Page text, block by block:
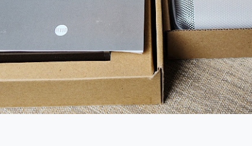
人像旗艦 vivo V30 系列 開箱 評測! 首搭蔡司光學鏡頭、
多個願望一次滿足 超強散熱 微星 MSI Claw A1M-026TW
一吸完美對位 擁有超強吸力與超好用的隱磁支架 O-ONE
近八千元的 Soundcore Liberty 5 Pro Max，有螢幕的耳機
ASUS Pad 全面應援 Me Time，加碼愛奇藝黃金雙周卡體
榮耀 HONOR 600 Pro x MOLLY Limited Edition 限量版開
OPPO Reno16 系列銷售亮眼，攜手《Pingu™企鵝家族》